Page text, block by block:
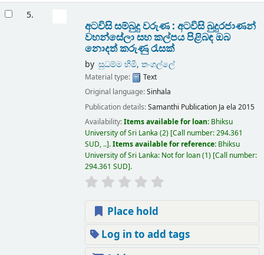
5.
අටවිසි සම්බුදු වරුණ : අටවිසි බුදුරජාණන්
වහන්සේලා සහ කල්පය පිළිබඳ ඔබ
නොදත් කරුණු රැසක්
by සුධම්ම හිමි, තංගල්ලේ
Material type:
Text
Original language:Sinhala
Publication details:Samanthi Publication Ja ela 2015
Availability:Items available for loan: Bhiksu
University of Sri Lanka (2) Call number:294.361
SUD, .. .Items available for reference: Bhiksu
University of Sri Lanka: Not for loan(1) Call number:
294.361 SUD .
Place hold
Log in to add tags